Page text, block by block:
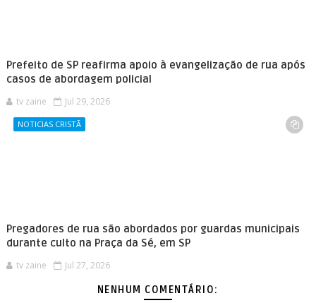
Prefeito de SP reafirma apoio à evangelização de rua após
casos de abordagem policial
tv zaine Jul 29, 2026
NOTICIAS CRISTÃ
Pregadores de rua são abordados por guardas municipais
durante culto na Praça da Sé, em SP
tv zaine Jul 27, 2026
NENHUM COMENTÁRIO: